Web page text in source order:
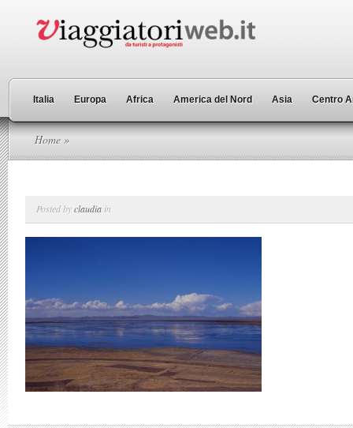
Italia Europa Africa America del Nord Asia Centro
Home »
Posted byclaudia in